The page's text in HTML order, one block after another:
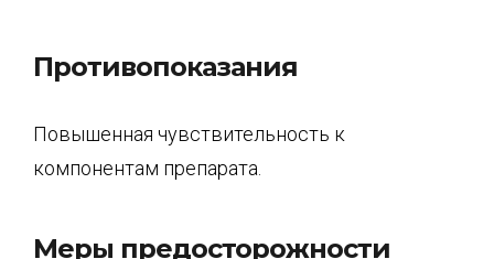
Противопоказания
Повышенная чувствительность к
компонентам препарата.
Меры предосторожности